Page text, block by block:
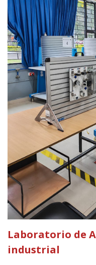
Laboratorio de
industrial